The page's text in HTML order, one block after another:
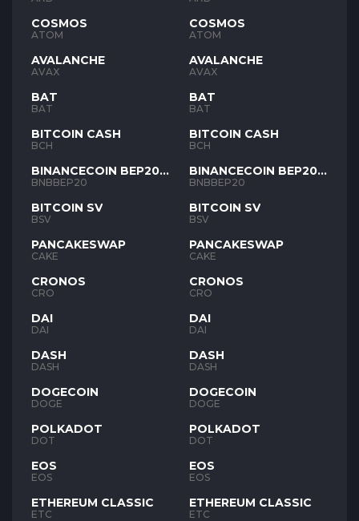
COSMOS
ATOM
AVALANCHE
AVAX
BAT
BAT
BITCOIN CASH
BCH
BINANCECOIN BEP20
BNB
BNBBEP20
BITCOIN SV
BSV
PANCAKESWAP
CAKE
CRONOS
CRO
DAI
DAI
DASH
DASH
DOGECOIN
DOGE
POLKADOT
DOT
EOS
EOS
ETHEREUM CLASSIC
ETC
COSMOS
ATOM
AVALANCHE
AVAX
BAT
BAT
BITCOIN CASH
BCH
BINANCECOIN BEP20
BNB
BNBBEP20
BITCOIN SV
BSV
PANCAKESWAP
CAKE
CRONOS
CRO
DAI
DAI
DASH
DASH
DOGECOIN
DOGE
POLKADOT
DOT
EOS
EOS
ETHEREUM CLASSIC
ETC